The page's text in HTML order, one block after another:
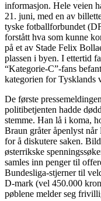
informasjon. Hele veien
21. juni, med en av
tyske fotballforbundet
forstått hva som kunne
på et av Stade Felix
plassen i byen. I ettertid
“Kategorie-C”-fans
kategorien for Tysklands
De første
politibetjenten hadde
stemme. Han lå i koma,
Braun gråter åpenlyst
for å diskutere saken.
østerrikske
samles inn penger til
Bundesliga-stjerner til
D-mark (vel 450.000
pøblene melder seg